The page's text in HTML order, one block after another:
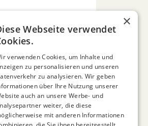
Infrastruktur
×
Webseite verwendet
verwenden Cookies, um Inhalte und
zu personalisieren und unseren
zu analysieren. Wir geben
über Ihre Nutzung unserer
auch an unsere Werbe- und
weiter, die diese
mit anderen Informationen